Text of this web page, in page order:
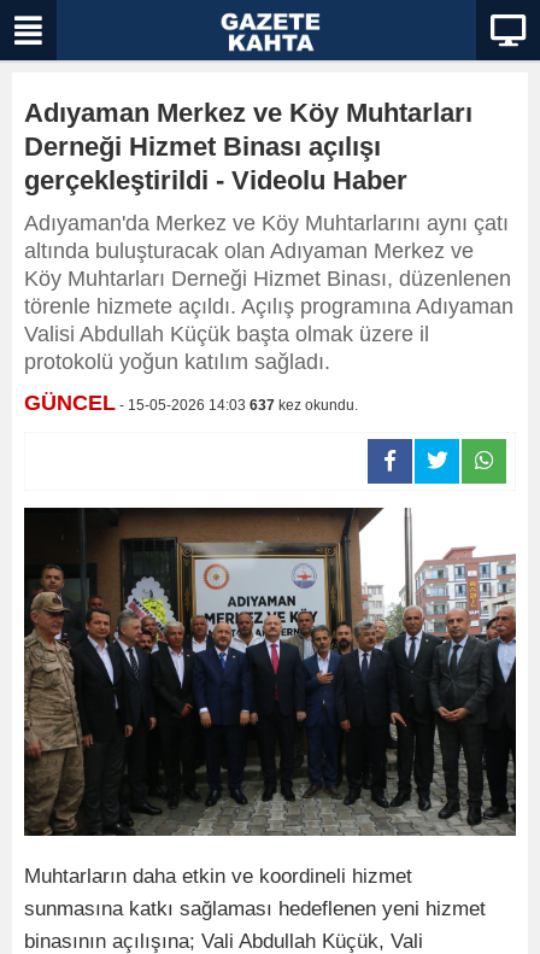
Adıyaman Merkez ve Köy Muhtarları
Derneği Hizmet Binası açılışı
gerçekleştirildi - Videolu Haber
Adıyaman'da Merkez ve Köy Muhtarlarını aynı çatı
altında buluşturacak olan Adıyaman Merkez ve
Köy Muhtarları Derneği Hizmet Binası, düzenlenen
törenle hizmete açıldı. Açılış programına Adıyaman
Valisi Abdullah Küçük başta olmak üzere il
protokolü yoğun katılım sağladı.
GÜNCEL - 15-05-2026 14:03 637 kez okundu.
Muhtarların daha etkin ve koordineli hizmet
sunmasına katkı sağlaması hedeflenen yeni hizmet
binasının açılışına; Vali Abdullah Küçük, Vali